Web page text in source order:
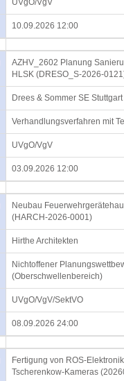
UVgO/VgV
10.09.2026 12:00
AZHV_2602 Planung
HLSK (DRESO_S-2026-
Drees & Sommer SE
Verhandlungsverfahren mit
UVgO/VgV
03.09.2026 12:00
Neubau
(HARCH-2026-0001)
Hirthe Architekten
Nichtoffener
(Oberschwellenbereich)
UVgO/VgV/SektVO
08.09.2026 24:00
Fertigung von ROS-
Tscherenkow-Kameras